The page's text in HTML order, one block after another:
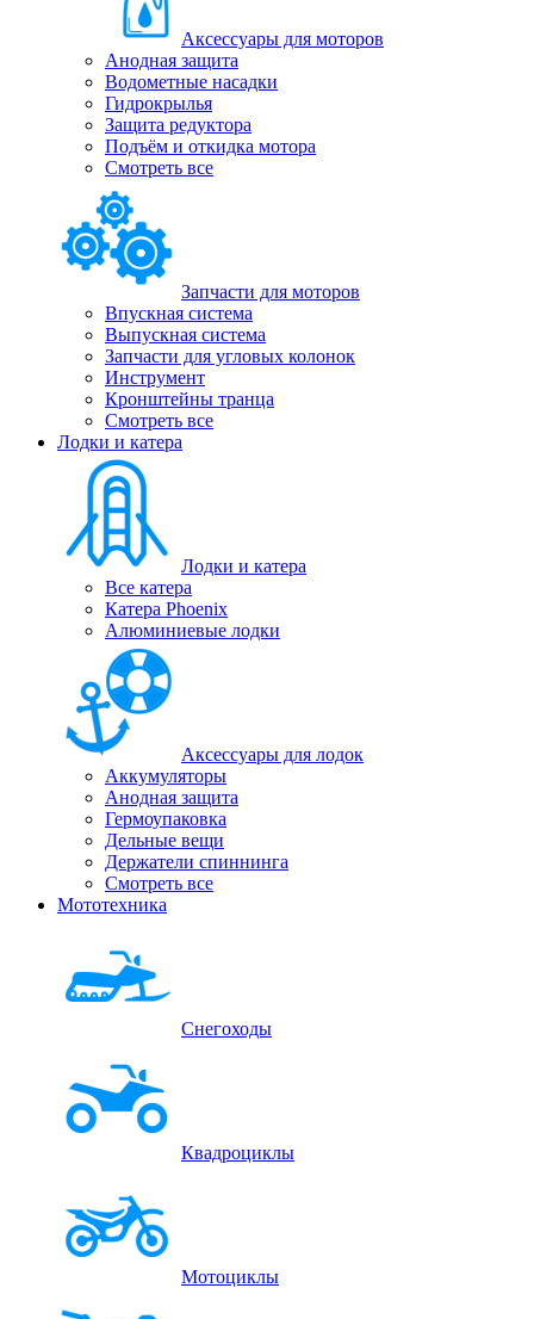
Аксессуары для моторов
Анодная защита
Водометные насадки
Гидрокрылья
Защита редуктора
Подъём и откидка мотора
Смотреть все
Запчасти для моторов
Впускная система
Выпускная система
Запчасти для угловых колонок
Инструмент
Кронштейны транца
Смотреть все
Лодки и катера
Лодки и катера
Все катера
Катера Phoenix
Алюминиевые лодки
Аксессуары для лодок
Аккумуляторы
Анодная защита
Гермоупаковка
Дельные вещи
Держатели спиннинга
Смотреть все
Мототехника
Снегоходы
Квадроциклы
Мотоциклы